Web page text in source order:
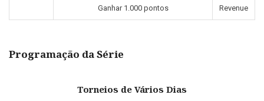
Ganhar 1.000 pontos Revenue
Programação da Série
Torneios de Vários Dias